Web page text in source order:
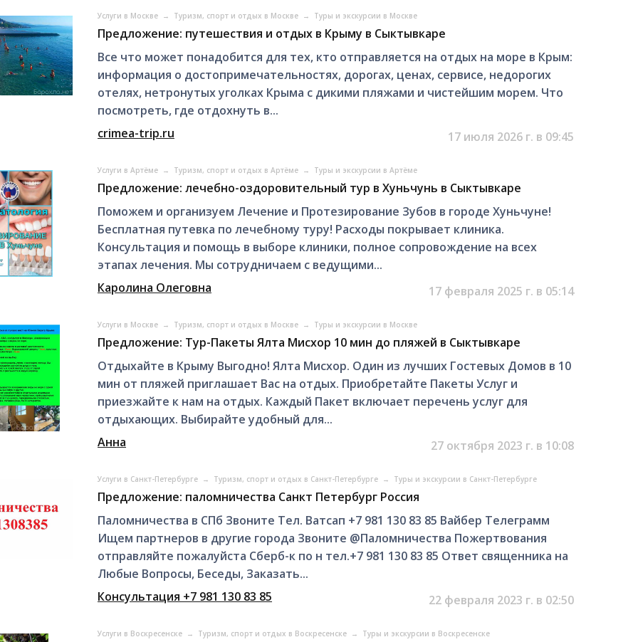
Услуги в Москве → Туризм, спорт и отдых в Москве → Туры и экскурсии в Москве
Предложение: путешествия и отдых в Крыму в Сыктывкаре
Все что может понадобится для тех, кто отправляется на отдых на море в Крым:
информация о достопримечательностях, дорогах, ценах, сервисе, недорогих
отелях, нетронутых уголках Крыма с дикими пляжами и чистейшим морем. Что
посмотреть, где отдохнуть в...
crimea-trip.ru
17 июля 2026 г. в 09:45
Услуги в Артёме → Туризм, спорт и отдых в Артёме → Туры и экскурсии в Артёме
Предложение: лечебно-оздоровительный тур в Хуньчунь в Сыктывкаре
Поможем и организуем Лечение и Протезирование Зубов в городе Хуньчуне!
Бесплатная путевка по лечебному туру! Расходы покрывает клиника.
Консультация и помощь в выборе клиники, полное сопровождение на всех
этапах лечения. Мы сотрудничаем с ведущими...
Каролина Олеговна
17 февраля 2025 г. в 05:14
Услуги в Москве → Туризм, спорт и отдых в Москве → Туры и экскурсии в Москве
Предложение: Тур-Пакеты Ялта Мисхор 10 мин до пляжей в Сыктывкаре
Отдыхайте в Крыму Выгодно! Ялта Мисхор. Один из лучших Гостевых Домов в 10
мин от пляжей приглашает Вас на отдых. Приобретайте Пакеты Услуг и
приезжайте к нам на отдых. Каждый Пакет включает перечень услуг для
отдыхающих. Выбирайте удобный для...
Анна
27 октября 2023 г. в 10:08
Услуги в Санкт-Петербурге → Туризм, спорт и отдых в Санкт-Петербурге → Туры и экскурсии в Санкт-Петербурге
Предложение: паломничества Санкт Петербург Россия
Паломничества в СПб Звоните Тел. Ватсап +7 981 130 83 85 Вайбер Телеграмм
Ищем партнеров в другие города Звоните @Паломничества Пожертвования
отправляйте пожалуйста Сберб-к по н тел.+7 981 130 83 85 Ответ священника на
Любые Вопросы, Беседы, Заказать...
Консультация +7 981 130 83 85
22 февраля 2023 г. в 02:50
Услуги в Воскресенске → Туризм, спорт и отдых в Воскресенске → Туры и экскурсии в Воскресенске